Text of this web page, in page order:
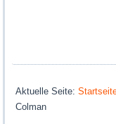
Aktuelle Seite:
Colman